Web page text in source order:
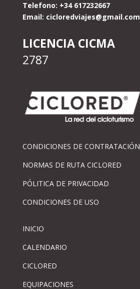
Telefono: +34 617232667
Email: cicloredviajes@gmail.com
LICENCIA CICMA
2787
CONDICIONES DE CONTRATACIÓN
NORMAS DE RUTA CICLORED
PÓLITICA DE PRIVACIDAD
CONDICIONES DE USO
INICIO
CALENDARIO
CICLORED
EQUIPACIONES